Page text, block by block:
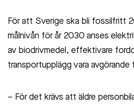
För att Sverige ska bli fossilfritt
målnivån för år 2030 anses
av biodrivmedel, effektivare
transportupplägg vara avgörande
– För det krävs att äldre